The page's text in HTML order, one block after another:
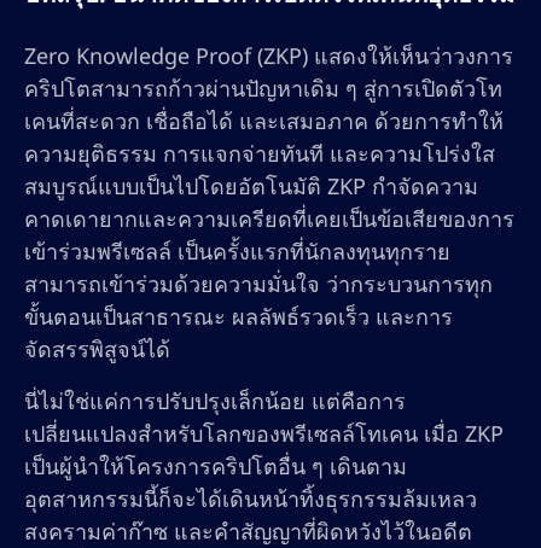
Zero Knowledge Proof (ZKP) แสดงให้เห็นว่าวงการ
คริปโตสามารถก้าวผ่านปัญหาเดิม ๆ สู่การเปิดตัวโท
เคนที่สะดวก เชื่อถือได้ และเสมอภาค ด้วยการทำให้
ความยุติธรรม การแจกจ่ายทันที และความโปร่งใส
สมบูรณ์แบบเป็นไปโดยอัตโนมัติ ZKP กำจัดความ
คาดเดายากและความเครียดที่เคยเป็นข้อเสียของการ
เข้าร่วมพรีเซลล์ เป็นครั้งแรกที่นักลงทุนทุกราย
สามารถเข้าร่วมด้วยความมั่นใจ ว่ากระบวนการทุก
ขั้นตอนเป็นสาธารณะ ผลลัพธ์รวดเร็ว และการ
จัดสรรพิสูจน์ได้
นี่ไม่ใช่แค่การปรับปรุงเล็กน้อย แต่คือการ
เปลี่ยนแปลงสำหรับโลกของพรีเซลล์โทเคน เมื่อ ZKP
เป็นผู้นำให้โครงการคริปโตอื่น ๆ เดินตาม
อุตสาหกรรมนี้ก็จะได้เดินหน้าทิ้งธุรกรรมล้มเหลว
สงครามค่าก๊าซ และคำสัญญาที่ผิดหวังไว้ในอดีต